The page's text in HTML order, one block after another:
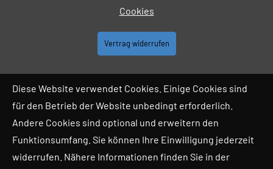
Cookies
Vertrag widerrufen
Diese Website verwendet Cookies. Einige Cookies sind
für den Betrieb der Website unbedingt erforderlich.
Andere Cookies sind optional und erweitern den
Funktionsumfang. Sie können Ihre Einwilligung jederzeit
widerrufen. Nähere Informationen finden Sie in der